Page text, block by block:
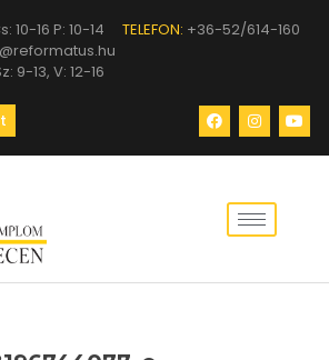
10-16 P: 10-14 TELEFON: +36-52/614-160
9-13, V: 12-16